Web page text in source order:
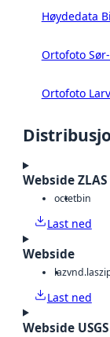
Høydedata
Ortofoto
Ortofoto
Webside ZLAS
octetbin
Last ned
Webside
laz
Last ned
Webside